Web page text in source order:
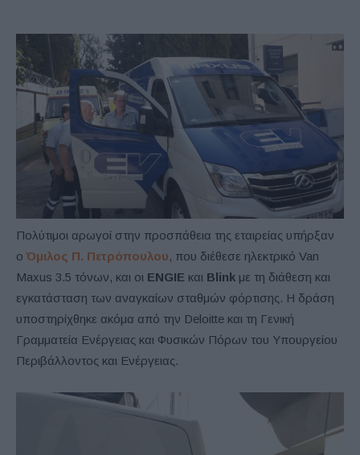
Πολύτιμοι αρωγοί στην προσπάθεια της εταιρείας υπήρξαν
ο Όμιλος Π. Πετρόπουλου, που διέθεσε ηλεκτρικό Van
Maxus 3.5 τόνων, και οι ENGIE και Blink με τη διάθεση και
εγκατάσταση των αναγκαίων σταθμών φόρτισης. Η δράση
υποστηρίχθηκε ακόμα από την Deloitte και τη Γενική
Γραμματεία Ενέργειας και Φυσικών Πόρων του Υπουργείου
Περιβάλλοντος και Ενέργειας.